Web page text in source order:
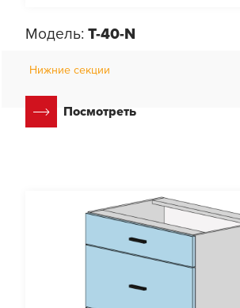
Модель: T-40-N
Нижние секции
Посмотреть